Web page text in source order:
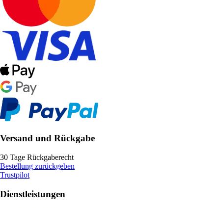
Versand und Rückgabe
30 Tage Rückgaberecht
Bestellung zurückgeben
Trustpilot
Dienstleistungen